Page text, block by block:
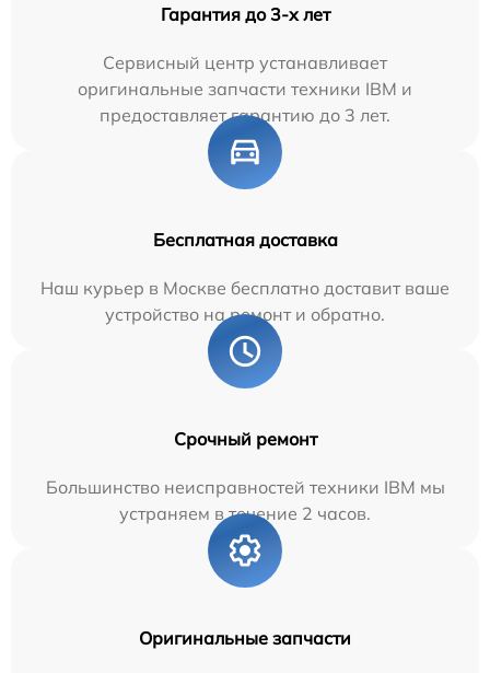
Гарантия до 3-х лет
Сервисный центр устанавливает
оригинальные запчасти техники IBM и
предоставляет гарантию до 3 лет.
Бесплатная доставка
Наш курьер в Москве бесплатно доставит ваше
устройство на ремонт и обратно.
Срочный ремонт
Большинство неисправностей техники IBM мы
устраняем в течение 2 часов.
Оригинальные запчасти